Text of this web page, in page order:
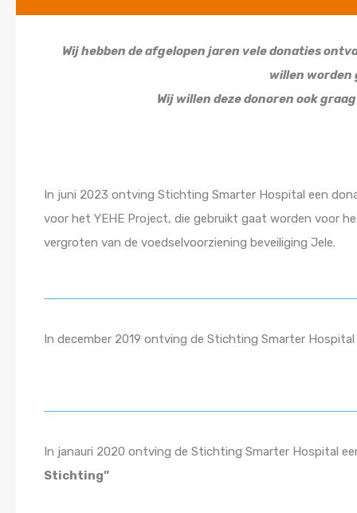
Wij hebben de afgelopen jaren vele donaties
willen worden
Wij willen deze donoren ook
In juni 2023 ontving Stichting Smarter Hospital een
voor het YEHE Project, die gebruikt gaat worden voor
vergroten van de voedselvoorziening beveiliging Jele.
In december 2019 ontving de Stichting Smarter
In janauri 2020 ontving de Stichting Smarter Hospital
Stichting”